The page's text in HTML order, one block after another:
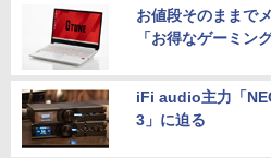
お値段そのままで
「お得なゲーミン
iFi audio主力「
3」に迫る